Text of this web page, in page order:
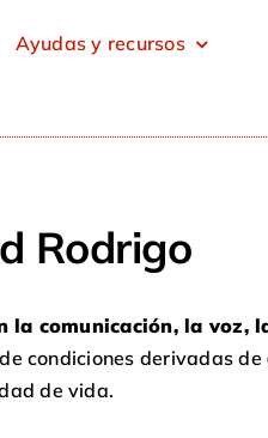
Ayudas y recursos
Rodrigo
la comunicación, la voz,
condiciones derivadas de
de vida.